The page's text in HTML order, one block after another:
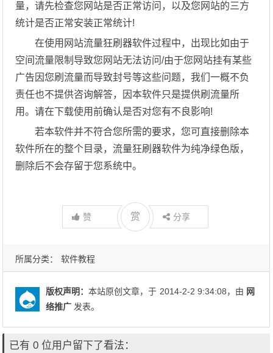
量，请先检查您网站是否正常访问，以及您网站的三方
统计是否正常安装正常统计!
在使用网站流量狂刷器软件过程中，出现比如由于
空间流量限制导致您网站无法访问/由于您网站挂有某些
广告因您刷流量而导致封号等这些问题，我们一概不负
责任也不提供咨询解答，因本软件只是提供刷流量所
用。请在下载使用前确认是否对您有不良影响!
若本软件并不符合您所需的要求，您可直接删除本
软件所在的整个目录，流量狂刷器软件为纯净绿色版，
删除后不会存留于您系统中。
赞 赏 分享
所属分类： 软件教程
版权声明：本站原创文章，于 2014-2-2 9:34:08，由 网
络推广 发表。
已有 0 位用户留下了看法：